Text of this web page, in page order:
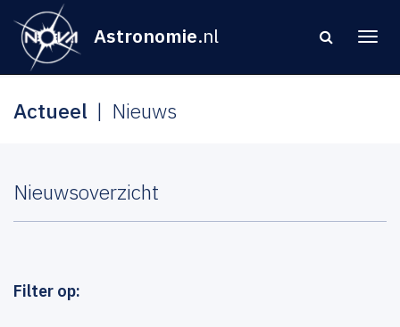
Astronomie.nl
Actueel Nieuws
Nieuwsoverzicht
Filter op: